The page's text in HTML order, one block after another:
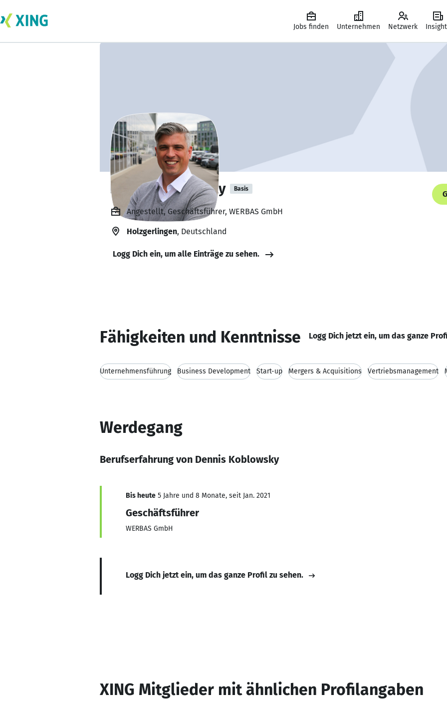
Jobs finden Unternehmen Netzwerk
Dennis Koblowsky Basis
Angestellt, Geschäftsführer, WERBAS GmbH
Holzgerlingen, Deutschland
Logg Dich ein, um alle Einträge zu sehen.
Fähigkeiten und Kenntnisse Logg Dich jetzt ein, um das ganze
Unternehmensführung Business Development Start-up Mergers & Acquisitions Vertriebsmanagement
Werdegang
Berufserfahrung von Dennis Koblowsky
Bis heute 5 Jahre und 8 Monate, seit Jan. 2021
Geschäftsführer
WERBAS GmbH
Logg Dich jetzt ein, um das ganze Profil zu sehen.
XING Mitglieder mit ähnlichen Profilangaben